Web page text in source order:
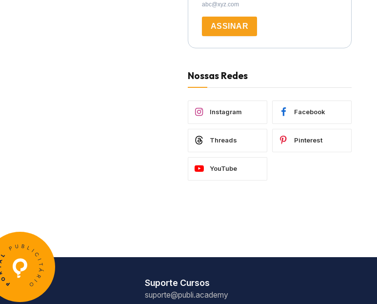
abc@xyz.com
ASSINAR
Nossas Redes
Instagram Facebook
Threads Pinterest
YouTube
Suporte Cursos
suporte@publi.academy